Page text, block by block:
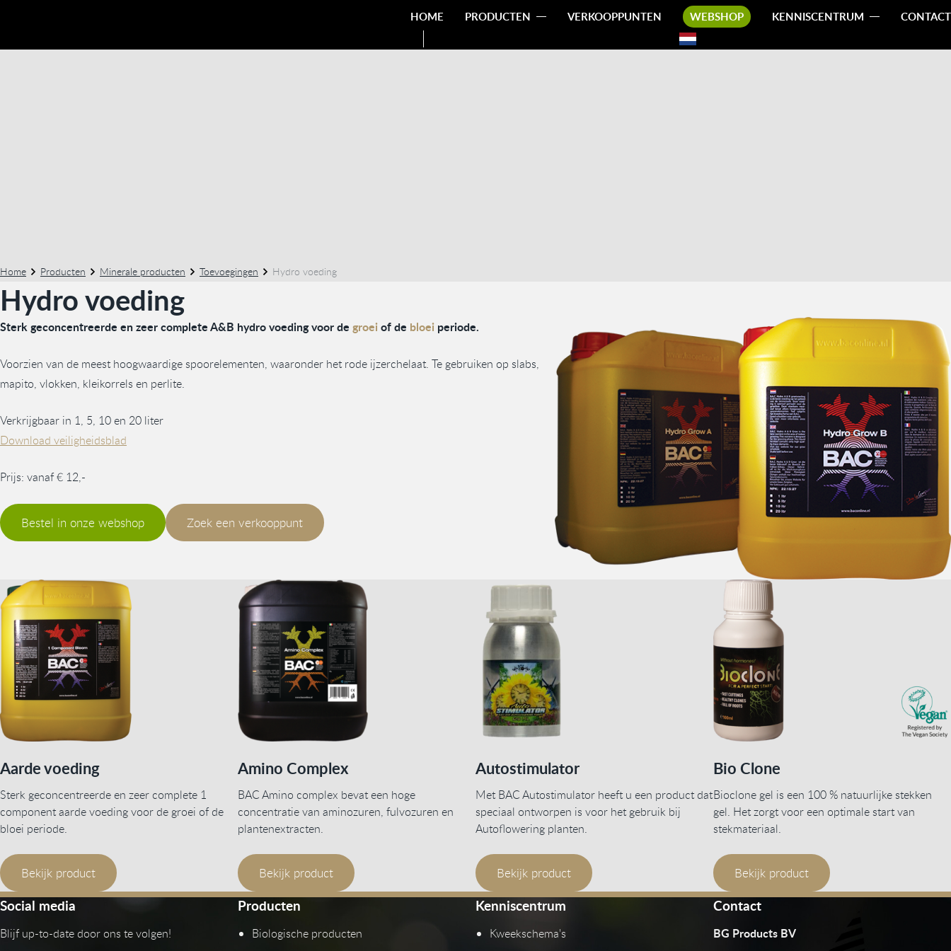
HOME PRODUCTEN VERKOOPPUNTEN WEBSHOP KENNISCENTRUM CONTACT
Home Producten Minerale producten Toevoegingen Hydro voeding
Hydro voeding
Sterk geconcentreerde en zeer complete A&B hydro voeding voor de groeiof de bloei periode.
Voorzien van de meest hoogwaardige spoorelementen, waaronder het rode ijzerchelaat. Te gebruiken op slabs,
mapito, vlokken, kleikorrels en perlite.
Verkrijgbaar in 1, 5, 10 en 20 liter
Download veiligheidsblad
Prijs: vanaf € 12,-
Bestel in onze webshop Zoek een verkooppunt
Aarde voeding
Sterk geconcentreerde en zeer complete 1
component aarde voeding voor de groei of de
bloei periode.
Bekijk product
Amino Complex
BAC Amino complex bevat een hoge
concentratie van aminozuren, fulvozuren en
plantenextracten.
Bekijk product
Autostimulator
Met BAC Autostimulator heeft u een product dat
speciaal ontworpen is voor het gebruik bij
Autoflowering planten.
Bekijk product
Bio Clone
Bioclone gel is een 100 % natuurlijke stekken
gel. Het zorgt voor een optimale start van
stekmateriaal.
Bekijk product
Social media
Blijf up-to-date door ons te volgen!
Producten
Biologische producten
Kenniscentrum
Kweekschema's
Contact
BG Products BV